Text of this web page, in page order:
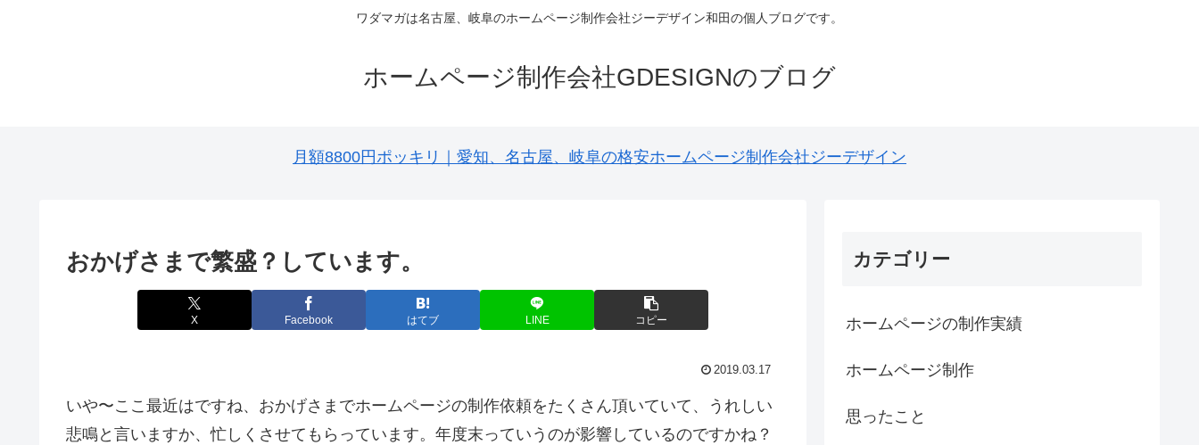
ワダマガは名古屋、岐阜のホームページ制作会社ジーデザイン和田の個人ブログです。
ホームページ制作会社GDESIGNのブログ
月額8800円ポッキリ｜愛知、名古屋、岐阜の格安ホームページ制作会社ジーデザイン
おかげさまで繁盛？しています。
X Facebook はてブ LINE コピー
2019.03.17
いや〜ここ最近はですね、おかげさまでホームページの制作依頼をたくさん頂いていて、うれしい
悲鳴と言いますか、忙しくさせてもらっています。年度末っていうのが影響しているのですかね？
カテゴリー
ホームページの制作実績
ホームページ制作
思ったこと